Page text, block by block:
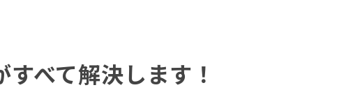
すべて解決します！